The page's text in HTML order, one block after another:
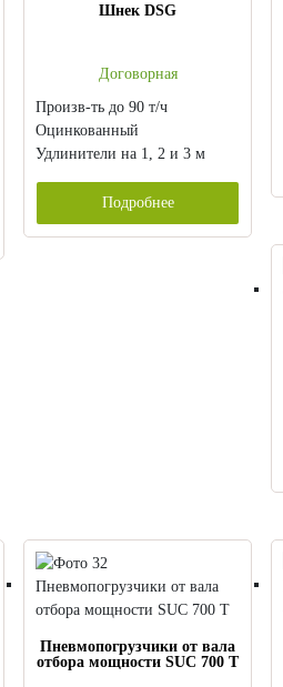
Шнек DSG
Договорная
Произв-ть до 90 т/ч
Оцинкованный
Удлинители на 1, 2 и 3 м
Подробнее
Пневмопогрузчики от вала
отбора мощности SUC 700 T